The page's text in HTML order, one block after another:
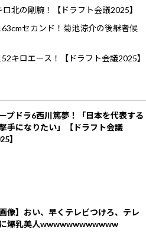
北の剛腕！【ドラフト会議2025】
セカンド！菊池涼介の後継者候
キロエース！【ドラフト会議2025】
プドラ6西川篤夢！「日本を代表する
手になりたい」【ドラフト会議
】
画像】おい、早くテレビつけろ、テレ
爆乳美人wwwwwwwwwwww